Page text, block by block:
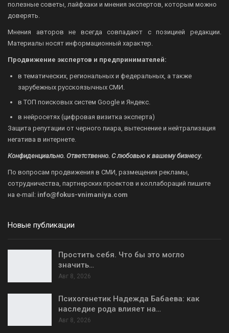
полезные советы, лайфхаки и мнения экспертов, которым можно
доверять.
Мнения авторов не всегда совпадают с позицией редакции.
Материалы носят информационный характер.
Продвижение экспертов и предпринимателей:
в тематических, региональных и федеральных, а также
зарубежных русскоязычных СМИ.
в ТОП поисковых систем Google и Яндекс.
в нейросетях (цифровая визитка эксперта)
Защита репутации от черного пиара, вытеснение и нейтрализация
негатива в интернете.
Конфиденциально. Ответственно. С любовью к вашему бизнесу.
По вопросам продвижения в СМИ, размещения рекламы,
сотрудничества, партнерских проектов и коллабораций пишите
на e-mail: info@fokus-vnimaniya.com
Новые публикации
Простить себя. Что бы это могло
значить…
Авг 8, 2026
Психогенетик Надежда Бабаева: как
наследие рода влияет на…
Авг 8, 2026